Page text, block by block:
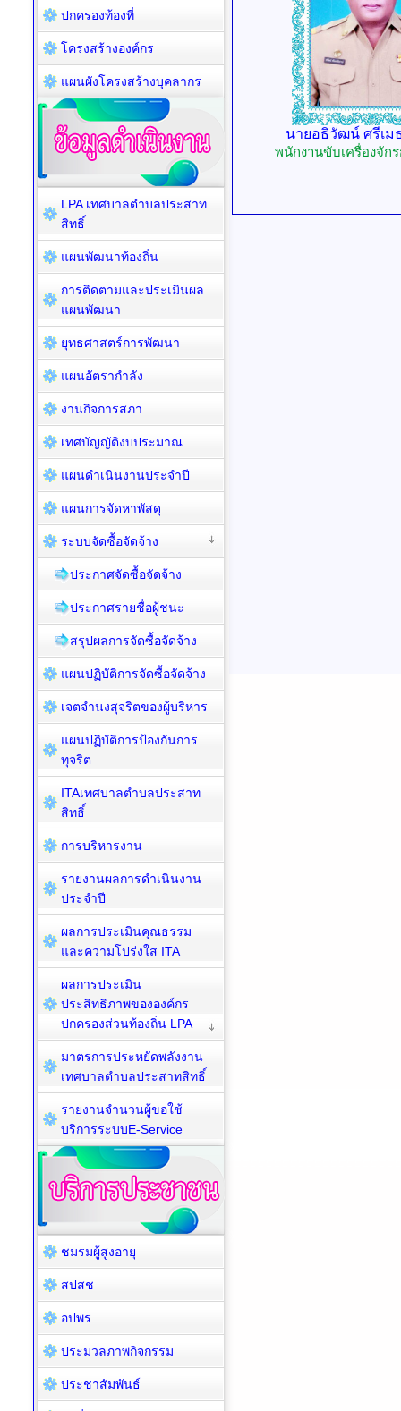
นายอธิวัฒน์ ศรีเม
พนักงานขับเครื่องจัก
ปกครองท้องที่
โครงสร้างองค์กร
แผนผังโครงสร้างบุคลากร
LPA เทศบาลตำบลประสาท
สิทธิ์
แผนพัฒนาท้องถิ่น
การติดตามและประเมินผล
แผนพัฒนา
ยุทธศาสตร์การพัฒนา
แผนอัตรากำลัง
งานกิจการสภา
เทศบัญญัติงบประมาณ
แผนดำเนินงานประจำปี
แผนการจัดหาพัสดุ
ระบบจัดซื้อจัดจ้าง
ประกาศจัดซื้อจัดจ้าง
ประกาศรายชื่อผู้ชนะ
สรุปผลการจัดซื้อจัดจ้าง
แผนปฏิบัติการจัดซื้อจัดจ้าง
เจตจำนงสุจริตของผู้บริหาร
แผนปฏิบัติการป้องกันการ
ทุจริต
ITAเทศบาลตำบลประสาท
สิทธิ์
การบริหารงาน
รายงานผลการดำเนินงาน
ประจำปี
ผลการประเมินคุณธรรม
และความโปร่งใส ITA
ผลการประเมิน
ประสิทธิภาพขององค์กร
ปกครองส่วนท้องถิ่น LPA
มาตรการประหยัดพลังงาน
เทศบาลตำบลประสาทสิทธิ์
รายงานจำนวนผู้ขอใช้
บริการระบบE-Service
ชมรมผู้สูงอายุ
สปสช
อปพร
ประมวลภาพกิจกรรม
ประชาสัมพันธ์